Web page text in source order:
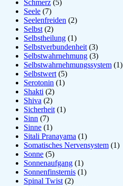
Schmerz (5)
Seele (7)
Seelenfreiden (2)
Selbst (2)
Selbstheilung (1)
Selbstverbundenheit (3)
Selbstwahrnehmung (3)
Selbstwahrnehmungssystem (1)
Selbstwert (5)
Serotonin (1)
Shakti (2)
Shiva (2)
Sicherheit (1)
Sinn (7)
Sinne (1)
Sitali Pranayama (1)
Somatisches Nervensystem (1)
Sonne (5)
Sonnenaufgang (1)
Sonnenfinsternis (1)
Spinal Twist (2)